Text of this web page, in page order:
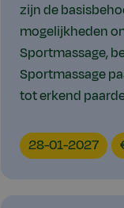
zijn de
mogelijkheden
Sportmassage,
Sportmassage
tot erkend
EducationDate
28-01-2027